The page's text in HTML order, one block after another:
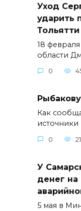
Уход
ударить
Тольятти
18
области
0
Как
источники
0
У
денег на
5 мая в